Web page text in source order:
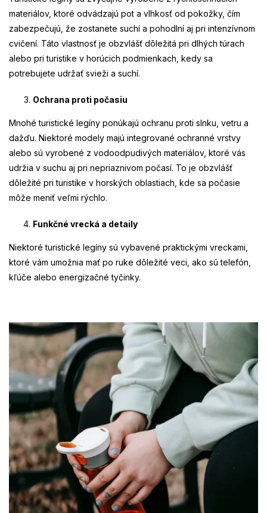
materiálov, ktoré odvádzajú pot a vlhkosť od pokožky, čím
zabezpečujú, že zostanete suchí a pohodlní aj pri intenzívnom
cvičení. Táto vlastnosť je obzvlášť dôležitá pri dlhých túrach
alebo pri turistike v horúcich podmienkach, kedy sa
potrebujete udržať svieži a suchí.
Ochrana proti počasiu
Mnohé turistické legíny ponúkajú ochranu proti slnku, vetru a
dažďu. Niektoré modely majú integrované ochranné vrstvy
alebo sú vyrobené z vodoodpudivých materiálov, ktoré vás
udržia v suchu aj pri nepriaznivom počasí. To je obzvlášť
dôležité pri turistike v horských oblastiach, kde sa počasie
môže meniť veľmi rýchlo.
Funkčné vrecká a detaily
Niektoré turistické legíny sú vybavené praktickými vreckami,
ktoré vám umožnia mať po ruke dôležité veci, ako sú telefón,
kľúče alebo energizačné tyčinky.